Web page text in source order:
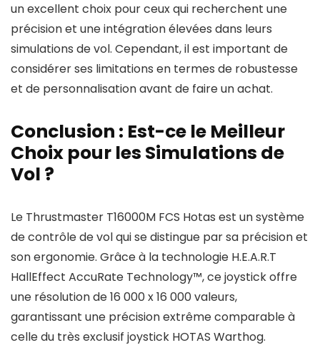
un excellent choix pour ceux qui recherchent une
précision et une intégration élevées dans leurs
simulations de vol. Cependant, il est important de
considérer ses limitations en termes de robustesse
et de personnalisation avant de faire un achat.
Conclusion : Est-ce le Meilleur
Choix pour les Simulations de
Vol ?
Le Thrustmaster T16000M FCS Hotas est un système
de contrôle de vol qui se distingue par sa précision et
son ergonomie. Grâce à la technologie H.E.A.R.T
HallEffect AccuRate Technology™, ce joystick offre
une résolution de 16 000 x 16 000 valeurs,
garantissant une précision extrême comparable à
celle du très exclusif joystick HOTAS Warthog.